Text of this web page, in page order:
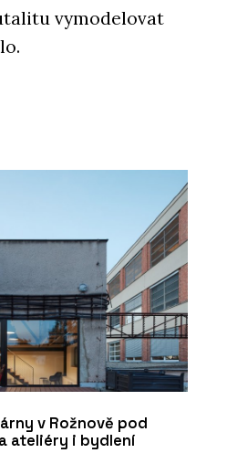
vymodelovat
v Rožnově pod
ateliéry i bydlení